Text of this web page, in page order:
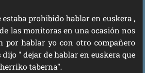
estaba prohibido hablar en euskera ,
las monitoras en una ocasión nos
por hablar yo con otro compañero
dijo " dejar de hablar en euskera que
taberna".